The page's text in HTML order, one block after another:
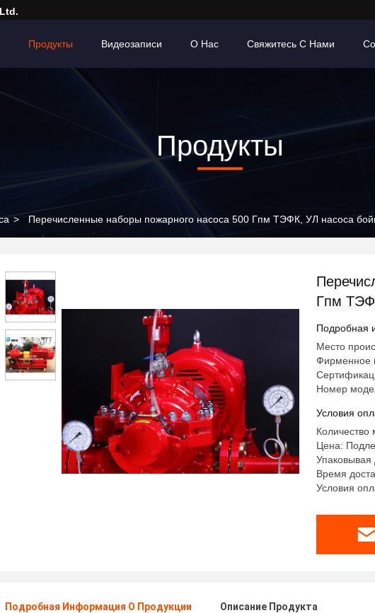
Продукты Видеозаписи О Нас Свяжитесь С Нами
Продукты
> Перечисленные наборы пожарного насоса 500 Гпм ТЭФК, УЛ насоса
Гпм
Подробная
Место
Фирменное
Номер
Условия
Количество
Цена:
Упаковывая
Время
Условия
Подробная Информация О Продукции Описание Продукта